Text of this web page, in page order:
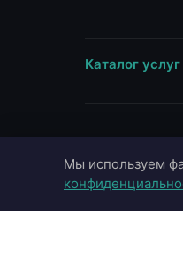
Каталог услуг
Москва
Московская
Мы используем